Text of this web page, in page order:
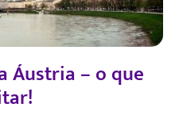
Áustria – o que